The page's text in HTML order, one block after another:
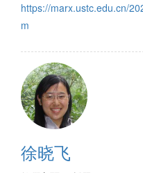
https://marx.ustc.edu.cn/
m
徐晓飞